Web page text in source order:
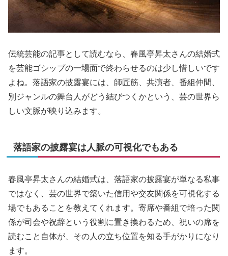
伝統芸能の記事として読むなら、春風亭昇太さんの結婚式
を芸能ゴシップの一場面で終わらせるのは少し惜しいです
よね。落語家の披露宴には、師匠筋、共演者、番組仲間、
別ジャンルの舞台人がどう結びつくかという、芸の世界ら
しい文脈が映り込みます。
落語家の披露宴は人脈の可視化でもある
春風亭昇太さんの結婚式は、落語家の披露宴が単なる私事
ではなく、芸の世界で築いた信用や交友関係を可視化する
場でもあることを教えてくれます。寄席や番組で培った関
係が司会や祝辞という役割に置き換わるため、祝いの席を
読むこと自体が、その人の立ち位置を知る手がかりになり
ます。